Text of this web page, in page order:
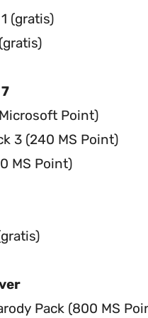
(gratis)
Point)
3 (240 MS Point)
MS Point)
Pack (800 MS